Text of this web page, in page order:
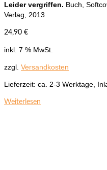
Leider vergriffen. Buch,
Verlag, 2013
24,90 €
inkl. 7 % MwSt.
zzgl. Versandkosten
Lieferzeit: ca. 2-3 Werktage,
Weiterlesen